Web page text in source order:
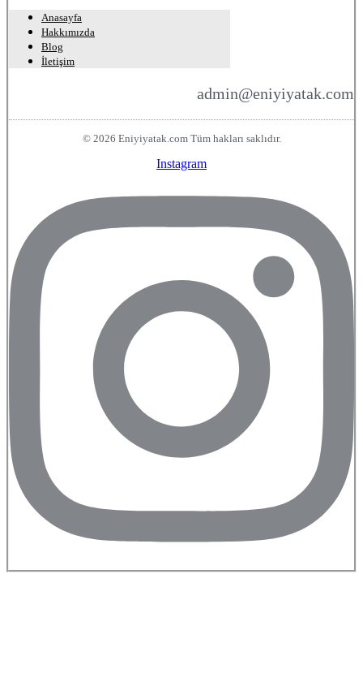
Anasayfa
Hakkımızda
Blog
İletişim
admin@eniyiyatak.com
© 2026 Eniyiyatak.com Tüm hakları saklıdır.
Instagram